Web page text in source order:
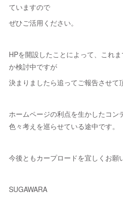
ていますので
ぜひご活用ください。
HPを開設したことによって、これ
か検討中ですが
決まりましたら追ってご報告させて
ホームページの利点を生かしたコン
色々考えを巡らせている途中です。
今後ともカープロードを宜しくお願
SUGAWARA